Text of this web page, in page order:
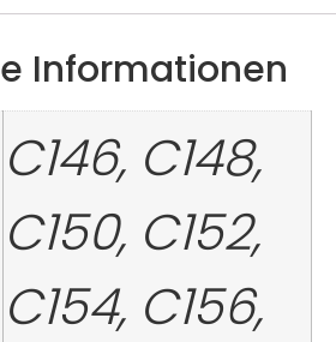
Informationen
C146, C148,
C150, C152,
C154, C156,